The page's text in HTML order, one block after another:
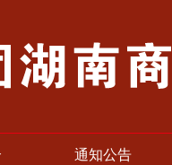
通知公告